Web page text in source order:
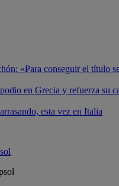
«Para conseguir el título
en Grecia y refuerza su
esta vez en Italia